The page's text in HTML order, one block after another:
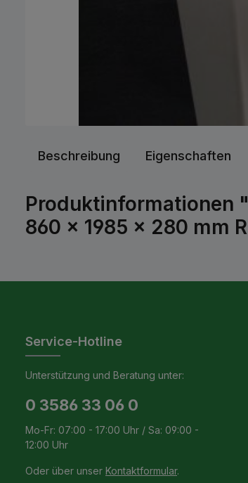
Beschreibung Eigenschaften
Produktinformationen
860 x 1985 x 280 mm
Service-Hotline
Unterstützung und Beratung unter:
0 3586 33 06 0
Mo-Fr: 07:00 - 17:00 Uhr / Sa: 09:00 -
12:00 Uhr
Oder über unser Kontaktformular.